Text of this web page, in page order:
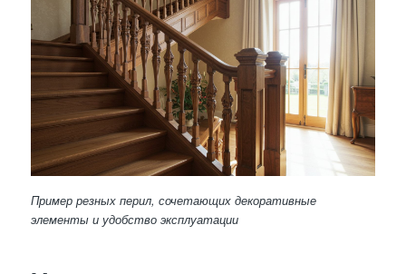
Пример резных перил, сочетающих декоративные
элементы и удобство эксплуатации